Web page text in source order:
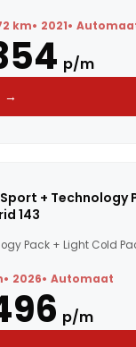
km 2021
p/m
→
Sport + Technology
143
Pack + Light Cold
2026 Automaat
p/m